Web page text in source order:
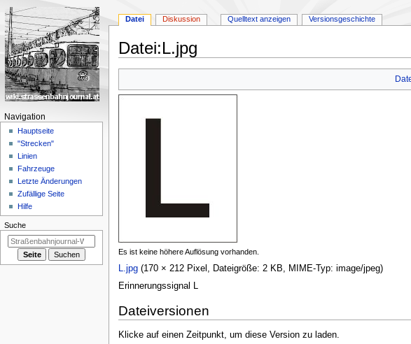
Datei:L.jpg
Es ist keine höhere Auflösung vorhanden.
L.jpg (170 × 212 Pixel, Dateigröße: 2 KB, MIME-Typ: image/jpeg)
Erinnerungssignal L
Dateiversionen
Klicke auf einen Zeitpunkt, um diese Version zu laden.
N
Datei Diskussion Quelltext anzeigen Versionsgeschichte
Navigation
Hauptseite
"Strecken"
Linien
Fahrzeuge
Letzte Änderungen
Zufällige Seite
Hilfe
Suche